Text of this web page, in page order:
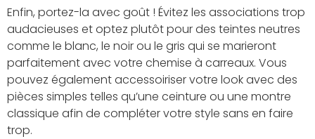
Enfin, portez-la avec goût ! Évitez les associations trop
audacieuses et optez plutôt pour des teintes neutres
comme le blanc, le noir ou le gris qui se marieront
parfaitement avec votre chemise à carreaux. Vous
pouvez également accessoiriser votre look avec des
pièces simples telles qu’une ceinture ou une montre
classique afin de compléter votre style sans en faire
trop.